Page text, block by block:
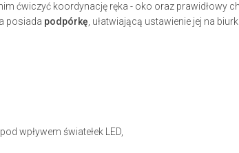
ćwiczyć koordynację ręka - oko oraz prawidłowy
posiada podpórkę , ułatwiającą ustawienie jej na
wpływem światełek LED,